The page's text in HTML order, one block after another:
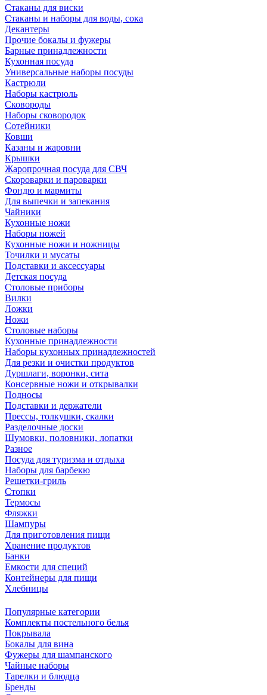
Стаканы для виски
Стаканы и наборы для воды, сока
Декантеры
Прочие бокалы и фужеры
Барные принадлежности
Кухонная посуда
Универсальные наборы посуды
Кастрюли
Наборы кастрюль
Сковороды
Наборы сковородок
Сотейники
Ковши
Казаны и жаровни
Крышки
Жаропрочная посуда для СВЧ
Скороварки и пароварки
Фондю и мармиты
Для выпечки и запекания
Чайники
Кухонные ножи
Наборы ножей
Кухонные ножи и ножницы
Точилки и мусаты
Подставки и аксессуары
Детская посуда
Столовые приборы
Вилки
Ложки
Ножи
Столовые наборы
Кухонные принадлежности
Наборы кухонных принадлежностей
Для резки и очистки продуктов
Дуршлаги, воронки, сита
Консервные ножи и открывалки
Подносы
Подставки и держатели
Прессы, толкушки, скалки
Разделочные доски
Шумовки, половники, лопатки
Разное
Посуда для туризма и отдыха
Наборы для барбекю
Решетки-гриль
Стопки
Термосы
Фляжки
Шампуры
Для приготовления пищи
Хранение продуктов
Банки
Емкости для специй
Контейнеры для пищи
Хлебницы
Популярные категории
Комплекты постельного белья
Покрывала
Бокалы для вина
Фужеры для шампанского
Чайные наборы
Тарелки и блюдца
Бренды